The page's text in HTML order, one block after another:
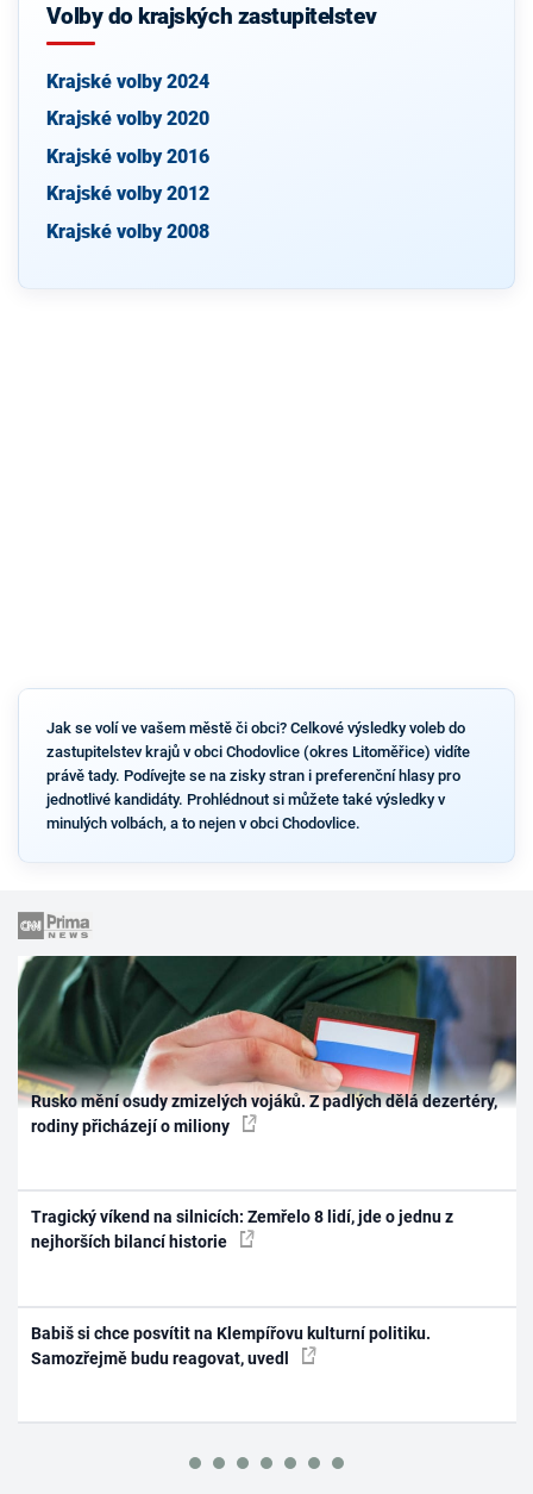
Volby do krajských zastupitelstev
Krajské volby 2024
Krajské volby 2020
Krajské volby 2016
Krajské volby 2012
Krajské volby 2008
Jak se volí ve vašem městě či obci? Celkové výsledky voleb do
zastupitelstev krajů v obci Chodovlice (okres Litoměřice) vidíte
právě tady. Podívejte se na zisky stran i preferenční hlasy pro
jednotlivé kandidáty. Prohlédnout si můžete také výsledky v
minulých volbách, a to nejen v obci Chodovlice.
Rusko mění osudy zmizelých vojáků. Z padlých dělá dezertéry,
rodiny přicházejí o miliony
Tragický víkend na silnicích: Zemřelo 8 lidí, jde o jednu z
nejhorších bilancí historie
Babiš si chce posvítit na Klempířovu kulturní politiku.
Samozřejmě budu reagovat, uvedl